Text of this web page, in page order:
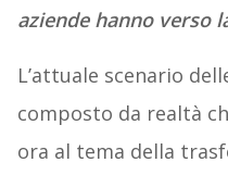
aziende hanno verso
L’attuale scenario
composto da realtà
ora al tema della